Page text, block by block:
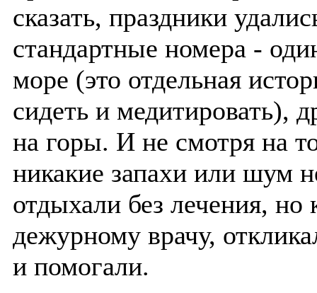
сказать, праздники
стандартные номера -
море (это отдельная
сидеть и медитировать),
на горы. И не смотря на
никакие запахи или шум
отдыхали без лечения, но
дежурному врачу,
и помогали.